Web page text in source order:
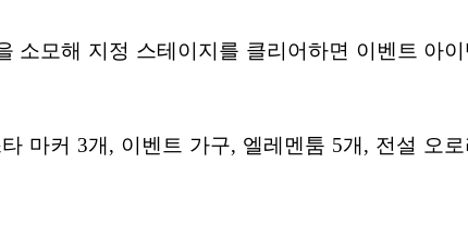
소모해 지정 스테이지를 클리어하면 이벤트 아
마커 3개, 이벤트 가구, 엘레멘툼 5개, 전설 오